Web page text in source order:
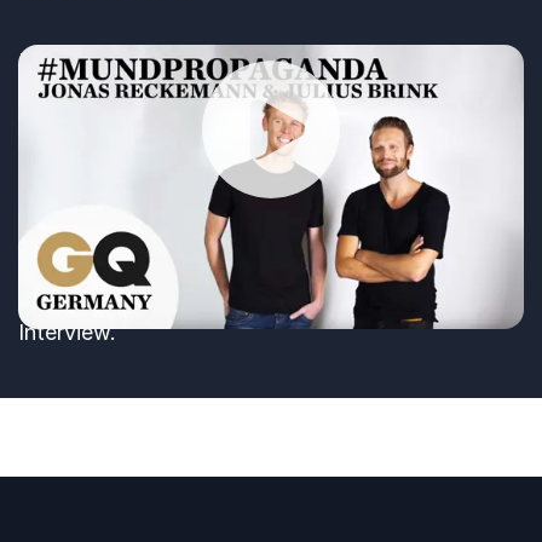
Wiedergabe
Um gegen Intoleranz anzukämpfen, hat GQ eine
Aktion gestartet, in der Männer wie Herbert
Grönemeyer und August Diehl, Moses Pelham und
Thomas D, Fettes Brot, Revolverheld, Kostja
Ullmann, Ken Duken und die Beachvolleyball-
Olympiasieger Julius Brink und Jonas Reckermann
etwas ganz Banales tun, sie küssen sich. Sehen
Sie hier Jonas Reckemann und Julius Brink im
Interview.